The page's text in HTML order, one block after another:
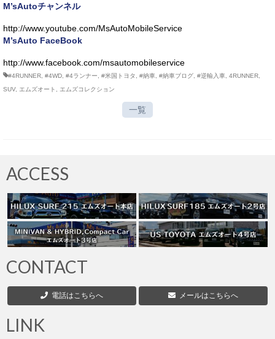
M’sAutoチャンネル
http://www.youtube.com/MsAutoMobileService
M’sAuto FaceBook
http://www.facebook.com/msautomobileservice
#4RUNNER #4WD #4ランナー #米国トヨタ #納車 #納車ブログ #逆輸入車 4RUNNER
SUV, エムズオート エムズコレクション
一覧
ACCESS
CONTACT
電話はこちらへ メールはこちらへ
LINK